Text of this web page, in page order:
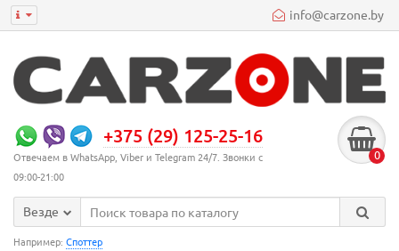
info@carzone.by
+375 (29) 125-25-16
Отвечаем в WhatsApp, Viber и Telegram 24/7. Звонки с
09:00-21:00
0
Везде
Например: Споттер